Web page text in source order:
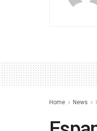
Home News